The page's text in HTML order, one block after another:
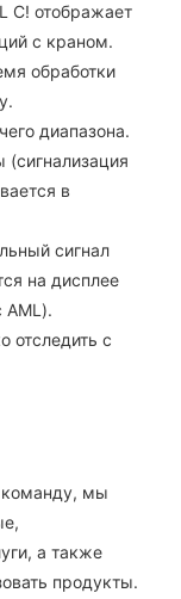
C! отображает
с краном.
обработки
диапазона.
в
сигнал
на дисплее
AML).
отследить с
мы
а также
продукты.